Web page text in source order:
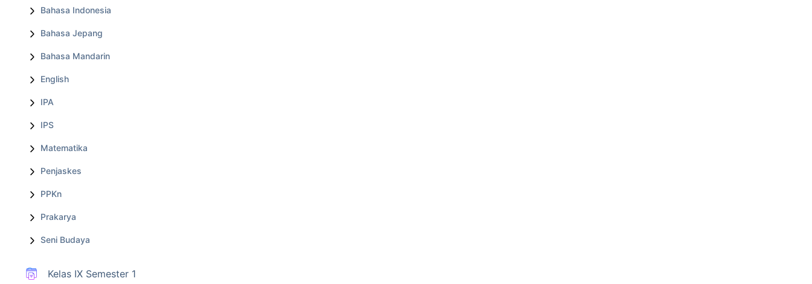
Bahasa Indonesia
Bahasa Jepang
Bahasa Mandarin
English
IPA
IPS
Matematika
Penjaskes
PPKn
Prakarya
Seni Budaya
Kelas IX Semester 1